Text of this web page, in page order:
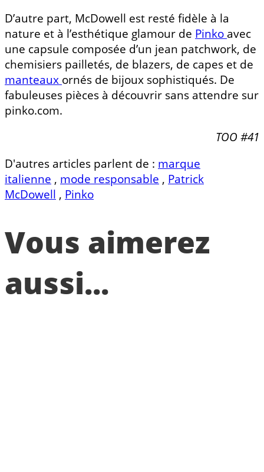
D’autre part, McDowell est resté fidèle à la
nature et à l’esthétique glamour de Pinko avec
une capsule composée d’un jean patchwork, de
chemisiers pailletés, de blazers, de capes et de
manteaux ornés de bijoux sophistiqués. De
fabuleuses pièces à découvrir sans attendre sur
pinko.com.
TOO #41
D'autres articles parlent de : marque
italienne , mode responsable , Patrick
McDowell , Pinko
Vous aimerez
aussi...